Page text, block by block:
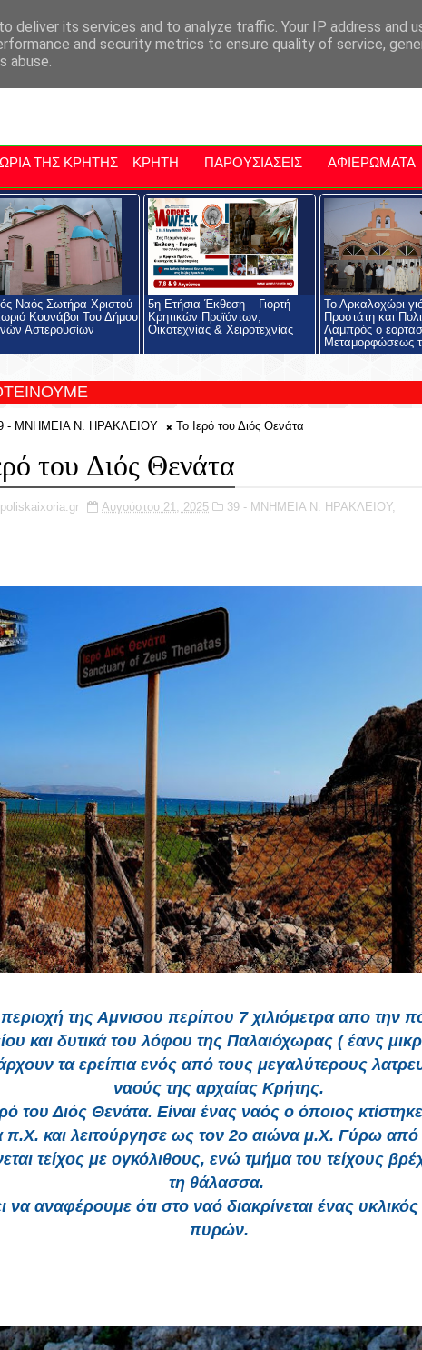
Επαρχία Μαλεβιζίου Εκδηλώσεις Στην Κρήτη Kriti Traveller
ΤΗΣ ΚΡΗΤΗΣ ΚΡΗΤΗ ΠΑΡΟΥΣΙΑΣΕΙΣ ΑΦΙΕΡΩΜΑΤΑ
Ναός Σωτήρα Χριστού
Κουνάβοι Του Δήμου
Αστερουσίων
5η Ετήσια Έκθεση – Γιορτή
Κρητικών Προϊόντων,
Οικοτεχνίας & Χειροτεχνίας
Το Αρκαλοχώρι
Προστάτη και
Λαμπρός ο
Μεταμορφώσεως
- ΜΝΗΜΕΙΑ Ν. ΗΡΑΚΛΕΙΟΥ Το Ιερό του Διός Θενάτα
του Διός Θενάτα
Αυγούστου 21, 2025 39 - ΜΝΗΜΕΙΑ Ν. ΗΡΑΚΛΕΙΟΥ,
της Αμνισου περίπου 7 χιλιόμετρα απο την
και δυτικά του λόφου της Παλαιόχωρας ( έανς
τα ερείπια ενός από τους μεγαλύτερους
ναούς της αρχαίας Κρήτης.
του Διός Θενάτα. Είναι ένας ναός ο όποιος
π.Χ. και λειτούργησε ως τον 2ο αιώνα μ.Χ. Γύρω από
τείχος με ογκόλιθους, ενώ τμήμα του τείχους
τη θάλασσα.
να αναφέρουμε ότι στο ναό διακρίνεται ένας
πυρών.
deliver its services and to analyze traffic. Your IP address and
and security metrics to ensure quality of service,
abuse.